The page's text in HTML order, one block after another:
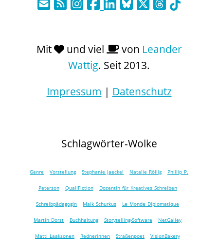
Mit und viel von Leander
Wattig. Seit 2013.
Impressum | Datenschutz
Schlagwörter-Wolke
Genre Vorstellung Stephanie Jaeckel Natalie Röllig Phillip P.
Peterson QualiFiction Dozentin für Kreatives Schreiben
Schreibpädagogin Maik Schurkus Le Monde Diplomatique
Martin Dorst Buchhaltung Storytelling-Software NetGalley
Matti Laaksonen Rednerinnen Straßenpoet VisionBakery